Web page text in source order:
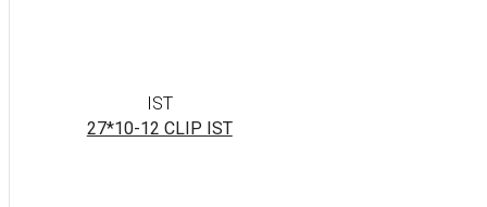
IST
27*10-12 CLIP IST